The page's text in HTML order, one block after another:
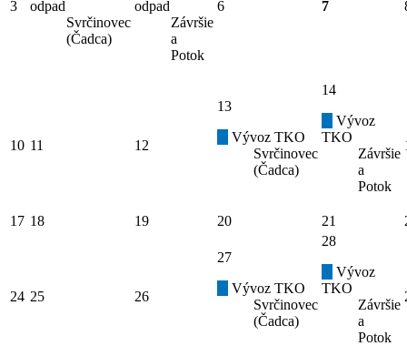
3
odpad
Svrčinovec
(Čadca)
odpad
Závršie
a
Potok
6 7
10 11 12
13
Vývoz TKO
Svrčinovec
(Čadca)
14
Vývoz
TKO
Závršie
a
Potok
17 18 19 20 21
24 25 26
27
Vývoz TKO
Svrčinovec
(Čadca)
28
Vývoz
TKO
Závršie
a
Potok